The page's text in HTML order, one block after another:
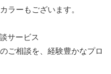
ラーもございます。
サービス
ご相談を、経験豊かなプロ